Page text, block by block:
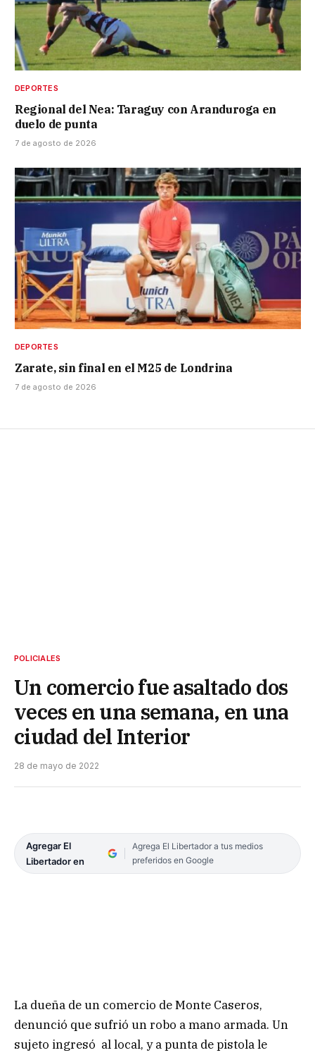
DEPORTES
Regional del Nea: Taraguy con Aranduroga en
duelo de punta
7 de agosto de 2026
DEPORTES
Zarate, sin final en el M25 de Londrina
7 de agosto de 2026
POLICIALES
Un comercio fue asaltado dos
veces en una semana, en una
ciudad del Interior
28 de mayo de 2022
Agregar El
Libertador en
Agrega El Libertador a tus medios
preferidos en Google
La dueña de un comercio de Monte Caseros,
denunció que sufrió un robo a mano armada. Un
sujeto ingresó al local, y a punta de pistola le